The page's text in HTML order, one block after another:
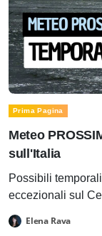
Prima Pagina
Meteo
sull'Italia
Possibili
eccezionali sul
Elena Rava